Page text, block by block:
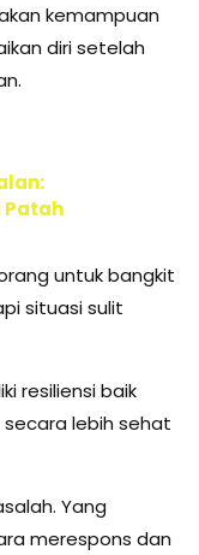
kemampuan
diri setelah
Patah
untuk bangkit
situasi sulit
resiliensi baik
lebih sehat
Yang
merespons dan